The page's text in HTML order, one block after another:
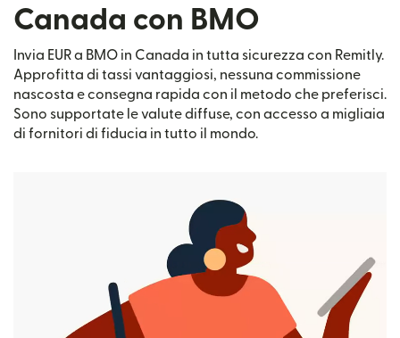
Canada con BMO
Invia EUR a BMO in Canada in tutta sicurezza con Remitly.
Approfitta di tassi vantaggiosi, nessuna commissione
nascosta e consegna rapida con il metodo che preferisci.
Sono supportate le valute diffuse, con accesso a migliaia
di fornitori di fiducia in tutto il mondo.